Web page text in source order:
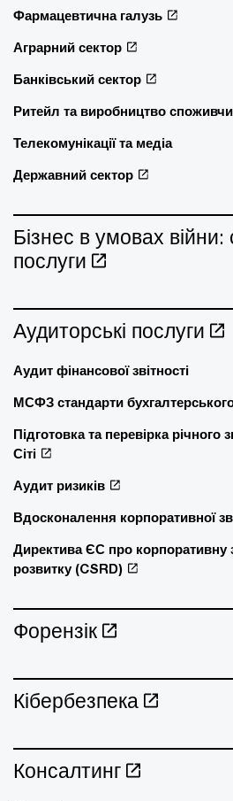
Фармацевтична галузь
Аграрний сектор
Банківський сектор
Ритейл та виробництво
Телекомунікації та медіа
Державний сектор
Бізнес в умовах війни:
послуги
Аудиторські послуги
Аудит фінансової звітності
МСФЗ стандарти
Підготовка та перевірка річного
Сіті
Аудит ризиків
Вдосконалення корпоративної
Директива ЄС про корпоративну
розвитку (CSRD)
Форензік
Кібербезпека
Консалтинг